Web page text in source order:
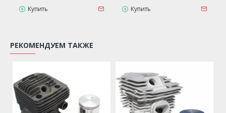
Купить Купить
РЕКОМЕНДУЕМ ТАКЖЕ